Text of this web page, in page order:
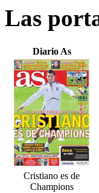
Las
Diario As
Cristiano es de
Champions